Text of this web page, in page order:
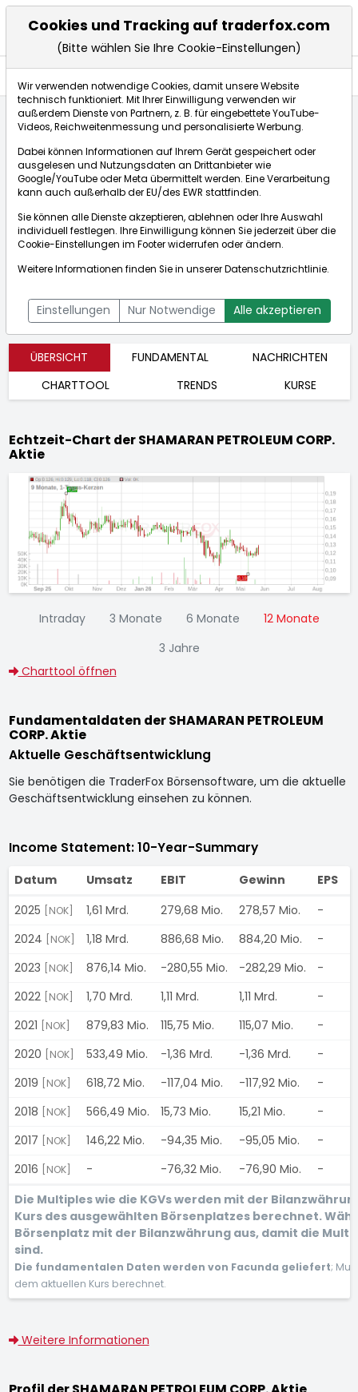
SHAMARAN PETROLEUM CORP.
[WKN: A0YC7D | ISIN: CA8193201024]
Aktienkurse
0,122€ -3,92%
Bid:0,109€Ask:0,136€
ÜBERSICHT FUNDAMENTAL
NACHRICHTEN
CHARTTOOL
TRENDS KURSE
Echtzeit-Chart der SHAMARAN PETROLEUM CORP.
Aktie
Intraday 3 Monate 6 Monate
12 Monate
3 Jahre
Charttool öffnen
Fundamentaldaten der SHAMARAN PETROLEUM
CORP. Aktie
Aktuelle Geschäftsentwicklung
Sie benötigen die TraderFox Börsensoftware, um die aktuelle
Geschäftsentwicklung einsehen zu können.
Income Statement: 10-Year-Summary
Datum Umsatz EBIT Gewinn EPS
2025
[NOK] 1,61 Mrd. 279,68 Mio. 278,57 Mio. -
2024
[NOK] 1,18 Mrd. 886,68 Mio. 884,20 Mio. -
2023
[NOK] 876,14 Mio. -280,55 Mio. -282,29 Mio. -
2022
[NOK] 1,70 Mrd. 1,11 Mrd. 1,11 Mrd. -
2021
[NOK] 879,83 Mio. 115,75 Mio. 115,07 Mio. -
2020
[NOK] 533,49 Mio. -1,36 Mrd. -1,36 Mrd. -
2019
[NOK] 618,72 Mio. -117,04 Mio. -117,92 Mio. -
2018
[NOK] 566,49 Mio. 15,73 Mio. 15,21 Mio. -
2017
[NOK] 146,22 Mio. -94,35 Mio. -95,05 Mio. -
2016
[NOK] - -76,32 Mio. -76,90 Mio. -
Die Multiples wie die KGVs werden mit der
Kurs des ausgewählten Börsenplatzes berechnet.
Börsenplatz mit der Bilanzwährung aus, damit die
sind.
Die fundamentalen Daten werden von Facunda geliefert;
dem aktuellen Kurs berechnet.
Weitere Informationen
Cookies und Tracking auf traderfox.com
(Bitte wählen Sie Ihre Cookie-Einstellungen)
Wir verwenden notwendige Cookies, damit unsere Website
technisch funktioniert. Mit Ihrer Einwilligung verwenden wir
außerdem Dienste von Partnern, z. B. für eingebettete YouTube-
Videos, Reichweitenmessung und personalisierte Werbung.
Dabei können Informationen auf Ihrem Gerät gespeichert oder
ausgelesen und Nutzungsdaten an Drittanbieter wie
Google/YouTube oder Meta übermittelt werden. Eine Verarbeitung
kann auch außerhalb der EU/des EWR stattfinden.
Sie können alle Dienste akzeptieren, ablehnen oder Ihre Auswahl
individuell festlegen. Ihre Einwilligung können Sie jederzeit über die
Cookie-Einstellungen im Footer widerrufen oder ändern.
Weitere Informationen finden Sie in unsererDatenschutzrichtlinie.
Einstellungen Nur Notwendige Alle akzeptieren